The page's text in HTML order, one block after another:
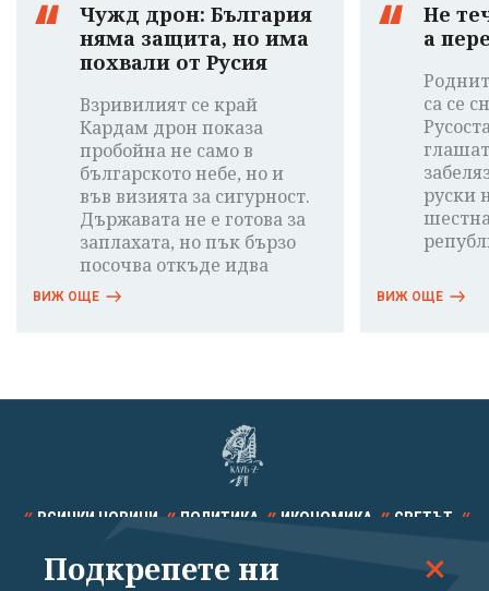
Чужд дрон: България
няма защита, но има
похвали от Русия
Взривилият се край
Кардам дрон показа
пробойна не само в
българското небе, но и
във визията за сигурност.
Държавата не е готова за
заплахата, но пък бързо
посочва откъде идва
ВИЖ ОЩЕ
Не
а
са се
руски
ВИЖ ОЩЕ
ВСИЧКИ НОВИНИ ПОЛИТИКА ИКОНОМИКА СВЕТЪТ
СПОРТ КУЛТУРА ТЕХНОЛОГИИ КАЛЕЙДОСКОП
Подкрепете ни